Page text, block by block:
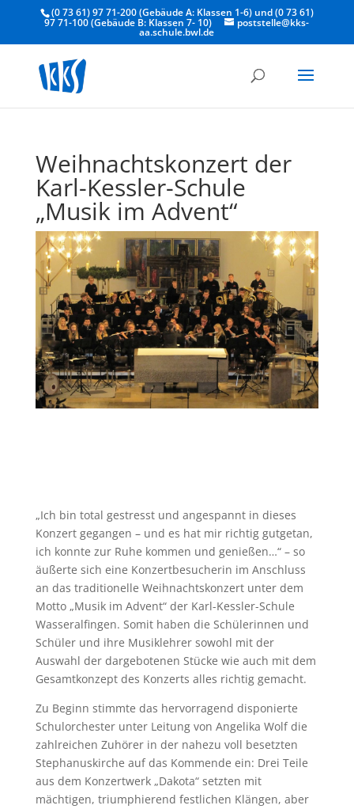
(0 73 61) 97 71-200 (Gebäude A: Klassen 1-6) und (0 73 61)
97 71-100 (Gebäude B: Klassen 7- 10) poststelle@kks-
aa.schule.bwl.de
Weihnachtskonzert der
Karl-Kessler-Schule
„Musik im Advent“
„Ich bin total gestresst und angespannt in dieses
Konzert gegangen – und es hat mir richtig gutgetan,
ich konnte zur Ruhe kommen und genießen…“ – so
äußerte sich eine Konzertbesucherin im Anschluss
an das traditionelle Weihnachtskonzert unter dem
Motto „Musik im Advent“ der Karl-Kessler-Schule
Wasseralfingen. Somit haben die Schülerinnen und
Schüler und ihre Musiklehrer sowohl mit der
Auswahl der dargebotenen Stücke wie auch mit dem
Gesamtkonzept des Konzerts alles richtig gemacht.
Zu Beginn stimmte das hervorragend disponierte
Schulorchester unter Leitung von Angelika Wolf die
zahlreichen Zuhörer in der nahezu voll besetzten
Stephanuskirche auf das Kommende ein: Drei Teile
aus dem Konzertwerk „Dakota“ setzten mit
mächtigen, triumphierend festlichen Klängen, aber